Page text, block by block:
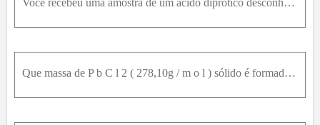
Que massa de P b C l 2 ( 278,10g / m o l ) sólido é formada quando 200m L de P b 2 + 0,125m o lL - 1 são misturados com 400m L de C l - 0,175m o lL - 1 ?